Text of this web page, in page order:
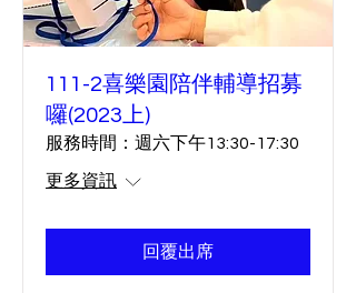
111-2喜樂園陪伴輔導招募
囉(2023上)
服務時間：週六下午13:30-17:30
更多資訊
回覆出席